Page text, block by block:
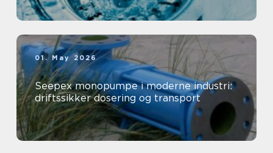
01. May 2026
Seepex monopumpe i moderne industri:
driftssikker dosering og transport